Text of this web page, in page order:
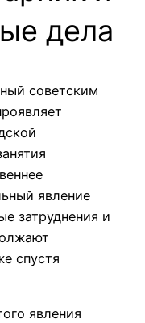
дела
советским
явление
затруднения и
спустя
явления